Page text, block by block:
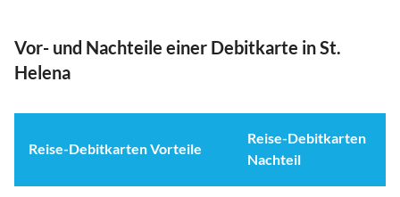
Vor- und Nachteile einer Debitkarte in St.
Helena
Reise-Debitkarten Vorteile
Reise-Debitkarten
Nachteil